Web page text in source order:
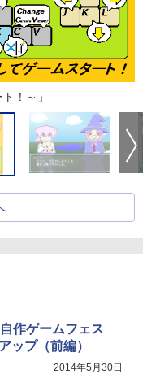
！～」
作ゲームフェス
ップ（前編）
2014年5月30日